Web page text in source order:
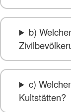
b)
c)
Kultstätten?